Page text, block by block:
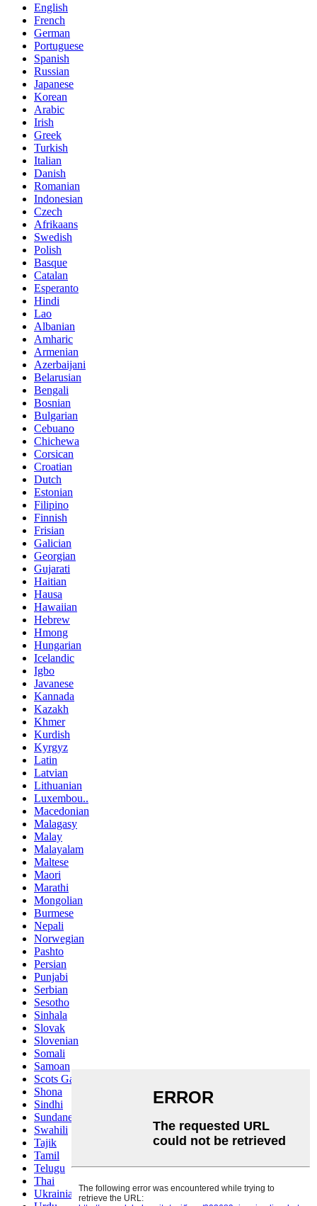
English
French
German
Portuguese
Spanish
Russian
Japanese
Korean
Arabic
Irish
Greek
Turkish
Italian
Danish
Romanian
Indonesian
Czech
Afrikaans
Swedish
Polish
Basque
Catalan
Esperanto
Hindi
Lao
Albanian
Amharic
Armenian
Azerbaijani
Belarusian
Bengali
Bosnian
Bulgarian
Cebuano
Chichewa
Corsican
Croatian
Dutch
Estonian
Filipino
Finnish
Frisian
Galician
Georgian
Gujarati
Haitian
Hausa
Hawaiian
Hebrew
Hmong
Hungarian
Icelandic
Igbo
Javanese
Kannada
Kazakh
Khmer
Kurdish
Kyrgyz
Latin
Latvian
Lithuanian
Luxembou..
Macedonian
Malagasy
Malay
Malayalam
Maltese
Maori
Marathi
Mongolian
Burmese
Nepali
Norwegian
Pashto
Persian
Punjabi
Serbian
Sesotho
Sinhala
Slovak
Slovenian
Somali
Samoan
Scots Gaelic
Shona
Sindhi
Sundanese
Swahili
Tajik
Tamil
Telugu
Thai
Ukrainian